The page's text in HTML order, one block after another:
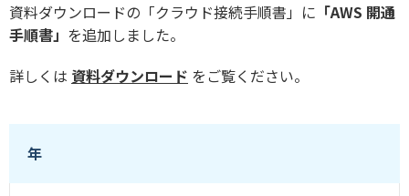
資料ダウンロードの「クラウド接続手順書」に 「AWS 開通
手順書」 を追加しました。
詳しくは 資料ダウンロード を ご覧ください。
年